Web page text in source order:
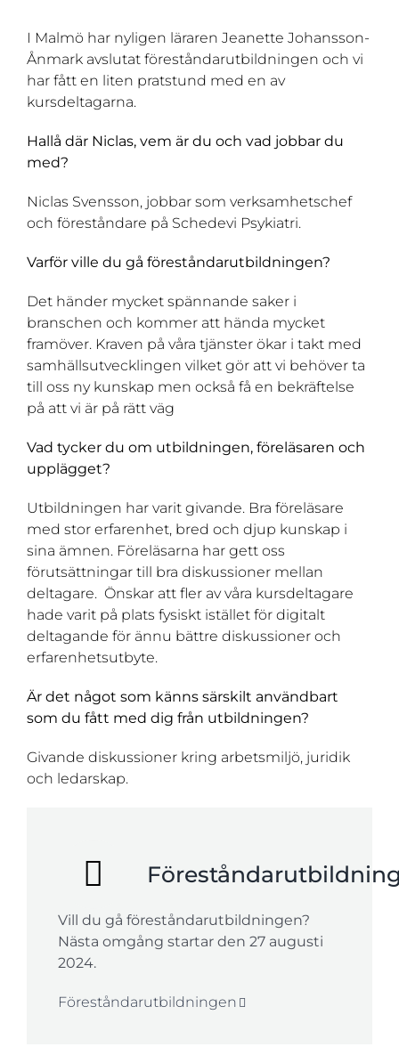
I Malmö har nyligen läraren Jeanette Johansson-
Ånmark avslutat föreståndarutbildningen och vi
har fått en liten pratstund med en av
kursdeltagarna.
Hallå där Niclas, vem är du och vad jobbar du
med?
Niclas Svensson, jobbar som verksamhetschef
och föreståndare på Schedevi Psykiatri.
Varför ville du gå föreståndarutbildningen?
Det händer mycket spännande saker i
branschen och kommer att hända mycket
framöver. Kraven på våra tjänster ökar i takt med
samhällsutvecklingen vilket gör att vi behöver ta
till oss ny kunskap men också få en bekräftelse
på att vi är på rätt väg
Vad tycker du om utbildningen, föreläsaren och
upplägget?
Utbildningen har varit givande. Bra föreläsare
med stor erfarenhet, bred och djup kunskap i
sina ämnen. Föreläsarna har gett oss
förutsättningar till bra diskussioner mellan
deltagare. Önskar att fler av våra kursdeltagare
hade varit på plats fysiskt istället för digitalt
deltagande för ännu bättre diskussioner och
erfarenhetsutbyte.
Är det något som känns särskilt användbart
som du fått med dig från utbildningen?
Givande diskussioner kring arbetsmiljö, juridik
och ledarskap.
Vill du gå föreståndarutbildningen?
Nästa omgång startar den 27 augusti
2024.
Föreståndarutbildningen